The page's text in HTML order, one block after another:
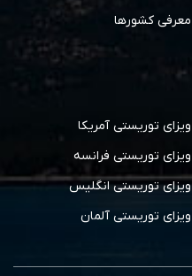
معرفی کشورها
ویزای توریستی آمریکا
ویزای توریستی فرانسه
ویزای توریستی انگلیس
ویزای توریستی آلمان